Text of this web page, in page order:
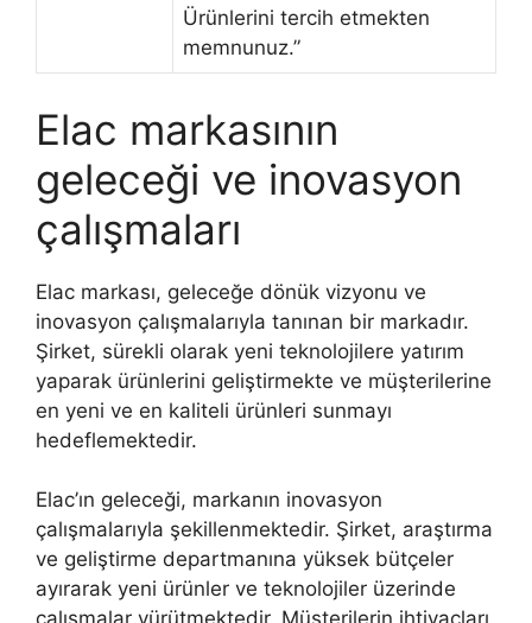
Ürünlerini tercih etmekten
memnunuz.”
Elac markasının
geleceği ve inovasyon
çalışmaları
Elac markası, geleceğe dönük vizyonu ve
inovasyon çalışmalarıyla tanınan bir markadır.
Şirket, sürekli olarak yeni teknolojilere yatırım
yaparak ürünlerini geliştirmekte ve müşterilerine
en yeni ve en kaliteli ürünleri sunmayı
hedeflemektedir.
Elac’ın geleceği, markanın inovasyon
çalışmalarıyla şekillenmektedir. Şirket, araştırma
ve geliştirme departmanına yüksek bütçeler
ayırarak yeni ürünler ve teknolojiler üzerinde
çalışmalar yürütmektedir. Müşterilerin ihtiyaçları